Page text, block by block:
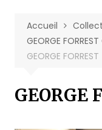
Accueil
GEORGE
GEORGE FORREST
GEORGE